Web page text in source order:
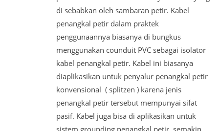
di sebabkan oleh sambaran petir. Kabel
penangkal petir dalam praktek
penggunaannya biasanya di bungkus
menggunakan counduit PVC sebagai isolator
kabel penangkal petir. Kabel ini biasanya
diaplikasikan untuk penyalur penangkal petir
konvensional ( splitzen ) karena jenis
penangkal petir tersebut mempunyai sifat
pasif. Kabel juga bisa di aplikasikan untuk
sistem grounding penangkal petir, semakin